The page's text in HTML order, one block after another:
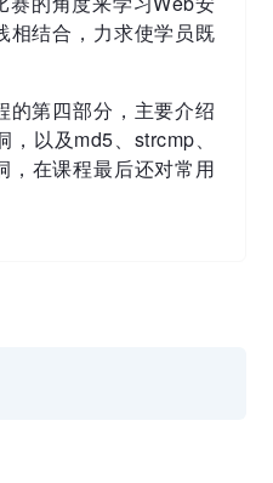
相结合，力求使学员既
的第四部分，主要介绍
以及md5、strcmp、
，在课程最后还对常用